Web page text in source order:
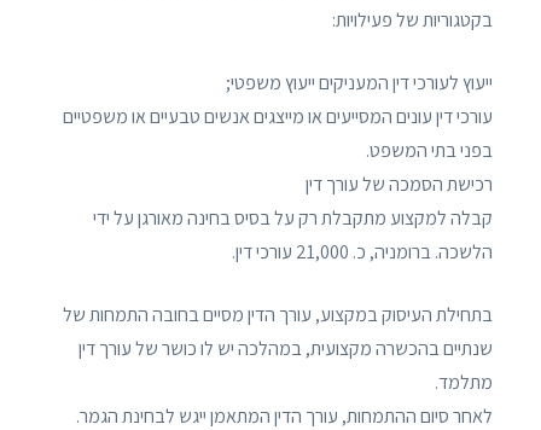
בקטגוריות של פעילויות:
ייעוץ לעורכי דין המעניקים ייעוץ משפטי;
עורכי דין עונים המסייעים או מייצגים אנשים טבעיים או משפטיים
בפני בתי המשפט.
רכישת הסמכה של עורך דין
קבלה למקצוע מתקבלת רק על בסיס בחינה מאורגן על ידי
הלשכה. ברומניה, כ. 21,000 עורכי דין.
בתחילת העיסוק במקצוע, עורך הדין מסיים בחובה התמחות של
שנתיים בהכשרה מקצועית, במהלכה יש לו כושר של עורך דין
מתלמד.
לאחר סיום ההתמחות, עורך הדין המתאמן ייגש לבחינת הגמר.